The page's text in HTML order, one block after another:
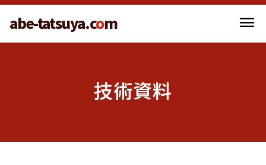
abe-tatsuya.com menu
技術資料